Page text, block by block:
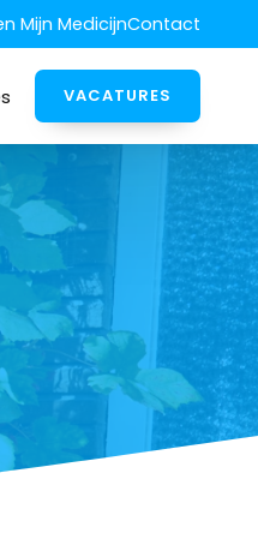
Mijn MedicijnContact
VACATURES